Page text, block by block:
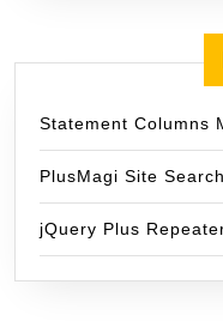
Statement Columns
PlusMagi Site Search
jQuery Plus